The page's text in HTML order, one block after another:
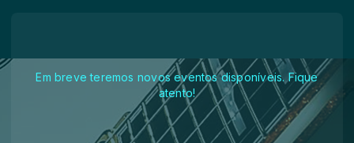
Em breve teremos novos eventos disponíveis. Fique
atento!